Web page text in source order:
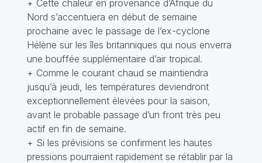
+ Cette chaleur en provenance d’Afrique du
Nord s’accentuera en début de semaine
prochaine avec le passage de l’ex-cyclone
Hélène sur les îles britanniques qui nous enverra
une bouffée supplémentaire d’air tropical.
+ Comme le courant chaud se maintiendra
jusqu’à jeudi, les températures deviendront
exceptionnellement élevées pour la saison,
avant le probable passage d’un front très peu
actif en fin de semaine.
+ Si les prévisions se confirment les hautes
pressions pourraient rapidement se rétablir par la